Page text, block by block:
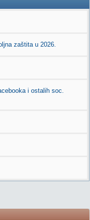
zaštita u 2026.
i ostalih soc.